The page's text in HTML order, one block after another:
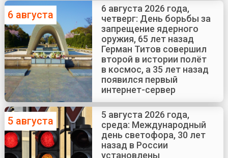
6 августа
6 августа 2026 года,
четверг: День борьбы за
запрещение ядерного
оружия, 65 лет назад
Герман Титов совершил
второй в истории полёт
в космос, а 35 лет назад
появился первый
интернет-сервер
5 августа
5 августа 2026 года,
среда: Международный
день светофора, 30 лет
назад в России
установлены